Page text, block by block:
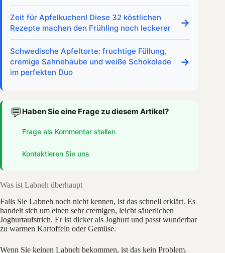
Zeit für Apfelkuchen! Diese 32 köstlichen
Rezepte machen den Frühling noch leckerer
→
Schwedische Apfeltorte: fruchtige Füllung,
cremige Sahnehaube und weiße Schokolade
im perfekten Duo
→
💬 Haben Sie eine Frage zu diesem Artikel?
Frage als Kommentar stellen
Kontaktieren Sie uns
Was ist Labneh überhaupt
Falls Sie Labneh noch nicht kennen, ist das schnell erklärt. Es
handelt sich um einen sehr cremigen, leicht säuerlichen
Joghurtaufstrich. Er ist dicker als Joghurt und passt wunderbar
zu warmen Kartoffeln oder Gemüse.
Wenn Sie keinen Labneh bekommen, ist das kein Problem.